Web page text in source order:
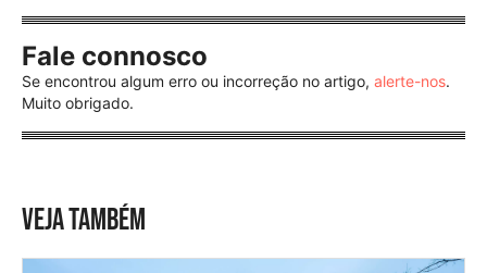
Fale connosco
Se encontrou algum erro ou incorreção no artigo, alerte-nos.
Muito obrigado.
VEJA TAMBÉM